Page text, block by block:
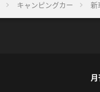
キャンピングカー 新